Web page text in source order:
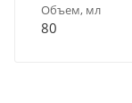
Объем, мл
80